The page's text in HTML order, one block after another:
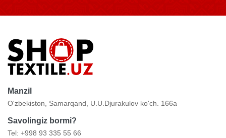
Manzil
O'zbekiston, Samarqand, U.U.Djurakulov ko'ch. 166a
Savolingiz bormi?
Tel: +998 93 335 55 66